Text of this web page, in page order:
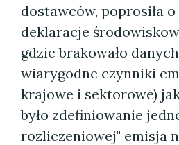
dostawców, poprosiła
deklaracje
gdzie brakowało
wiarygodne czynniki
krajowe i sektorowe)
było zdefiniowanie
rozliczeniowej" emisja